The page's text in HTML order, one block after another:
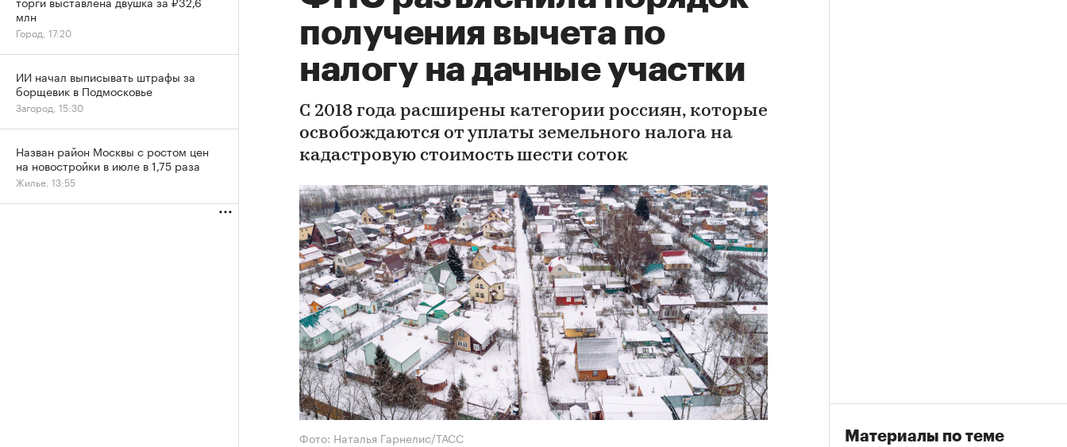
получения вычета по
налогу на дачные участки
С 2018 года расширены категории россиян, которые
освобождаются от уплаты земельного налога на
кадастровую стоимость шести соток
Фото: Наталья Гарнелис/ТАСС Материалы по теме
млн
Город, 17:20
ИИ начал выписывать штрафы за
борщевик в Подмосковье
Загород, 15:30
Назван район Москвы с ростом цен
на новостройки в июле в 1,75 раза
Жилье, 13:55